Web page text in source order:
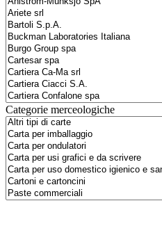
Categorie merceologiche